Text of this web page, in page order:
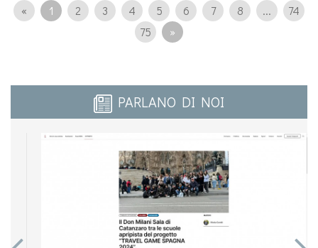
« 1 2 3 4 5 6 7 8 ...
74
75
»
PARLANO DI NOI